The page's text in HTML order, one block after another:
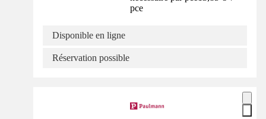
pce
Disponible en ligne
Réservation possible